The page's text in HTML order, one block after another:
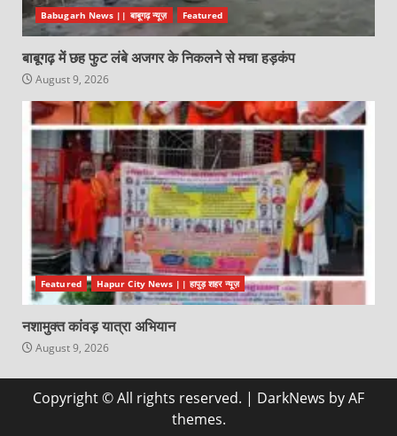
Babugarh News || बाबूगढ़ न्यूज़ Featured
बाबूगढ़ में छह फुट लंबे अजगर के निकलने से मचा हड़कंप
August 9, 2026
Featured Hapur City News || हापुड़ शहर न्यूज़
नशामुक्त कांवड़ यात्रा अभियान
August 9, 2026
Copyright © All rights reserved. | DarkNews by AF
themes.